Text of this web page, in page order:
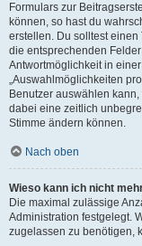
Formulars zur
können, so hast du
erstellen. Du solltest
die entsprechenden
Antwortmöglichkeit in
„Auswahlmöglichkeiten
Benutzer auswählen
dabei eine zeitlich
Stimme ändern können.
Nach oben
Wieso kann ich nicht
Die maximal zulässige
Administration festgelegt.
zugelassen zu benötigen,